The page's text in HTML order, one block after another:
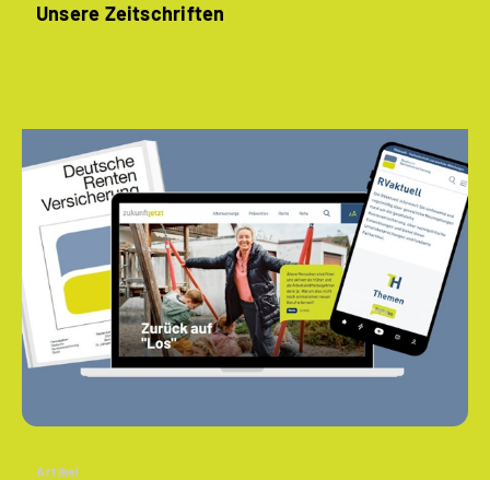
Unsere Zeitschriften
Artikel